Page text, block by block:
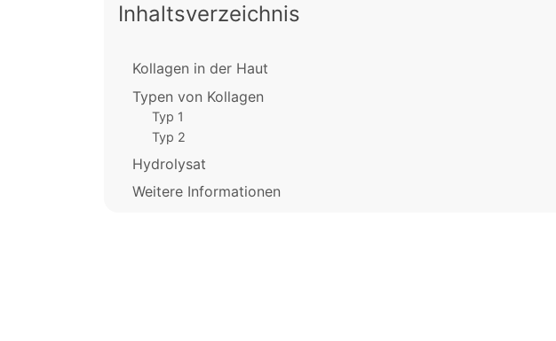
Inhaltsverzeichnis
Kollagen in der Haut
Typen von Kollagen
Typ 1
Typ 2
Hydrolysat
Weitere Informationen